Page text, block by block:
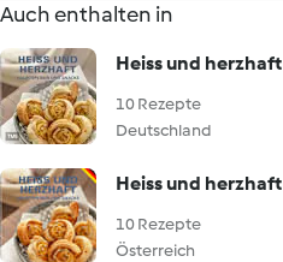
Auch enthalten in
Heiss und herzhaft
10 Rezepte
Deutschland
Heiss und herzhaft
10 Rezepte
Österreich